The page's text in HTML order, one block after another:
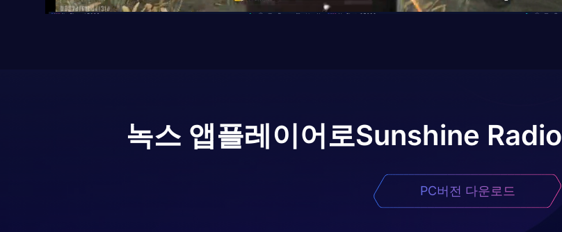
녹스 앱플레이어로Sunshine Radio
PC버전 다운로드